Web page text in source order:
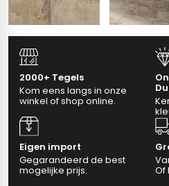
2000+ Tegels
Kom eens langs in onze
winkel of shop online.
Eigen import
Gegarandeerd de best
mogelijke prijs. Of
x 33 cm